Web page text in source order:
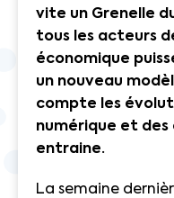
vite un Grenelle
tous les acteurs
économique
un nouveau
compte les
numérique et des
entraine.
La semaine